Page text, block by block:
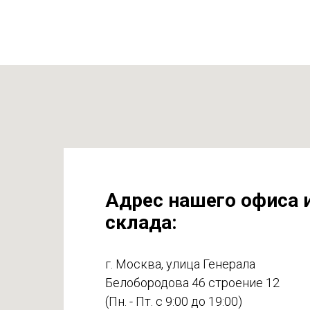
Адрес нашего офиса
склада:
г. Москва, улица Генерала
Белобородова 46 строение 12
(Пн. - Пт. с 9:00 до 19:00)